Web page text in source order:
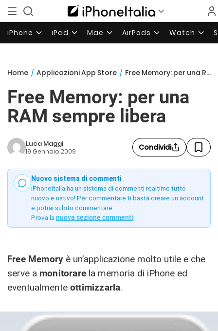
iPhone iPad Mac AirPods Watch
Home / Applicazioni App Store / Free Memory: per una RAM sempre libera
Free Memory: per una
RAM sempre libera
Luca Maggi
19 Gennaio 2009 Condividi
Nuovo sistema di commenti
iPhoneItalia ha un sistema di commenti realtime tutto
nuovo e nativo! Per commentare ti basta creare un account
e potrai subito commentare.
Prova la nuova sezione commenti!
Free Memory è un’applicazione molto utile e che
serve a monitorare la memoria di iPhone ed
eventualmente ottimizzarla.